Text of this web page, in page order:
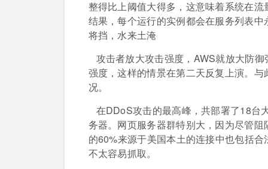
整得比上阈值大得多，这意味着系统在
结果，每个运行的实例都会在服务列表
将挡，水来土淹
攻击者放大攻击强度，AWS就放大防
强度，这样的情景在第二天反复上演。
况。
在DDoS攻击的最高峰，共部署了18台
务器。网页服务器群特别大，因为尽管
的60%来源于美国本土的连接中也包括
不太容易抓取。